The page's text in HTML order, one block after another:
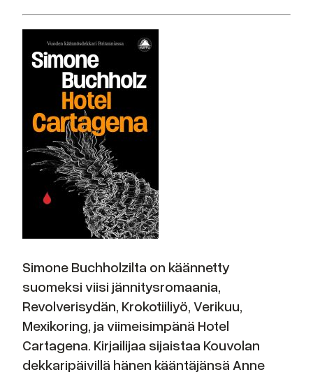
Simone Buchholzilta on käännetty
suomeksi viisi jännitysromaania,
Revolverisydän, Krokotiiliyö, Verikuu,
Mexikoring, ja viimeisimpänä Hotel
Cartagena. Kirjailijaa sijaistaa Kouvolan
dekkaripäivillä hänen kääntäjänsä Anne